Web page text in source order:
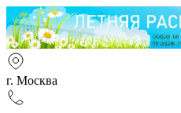
г. Москва